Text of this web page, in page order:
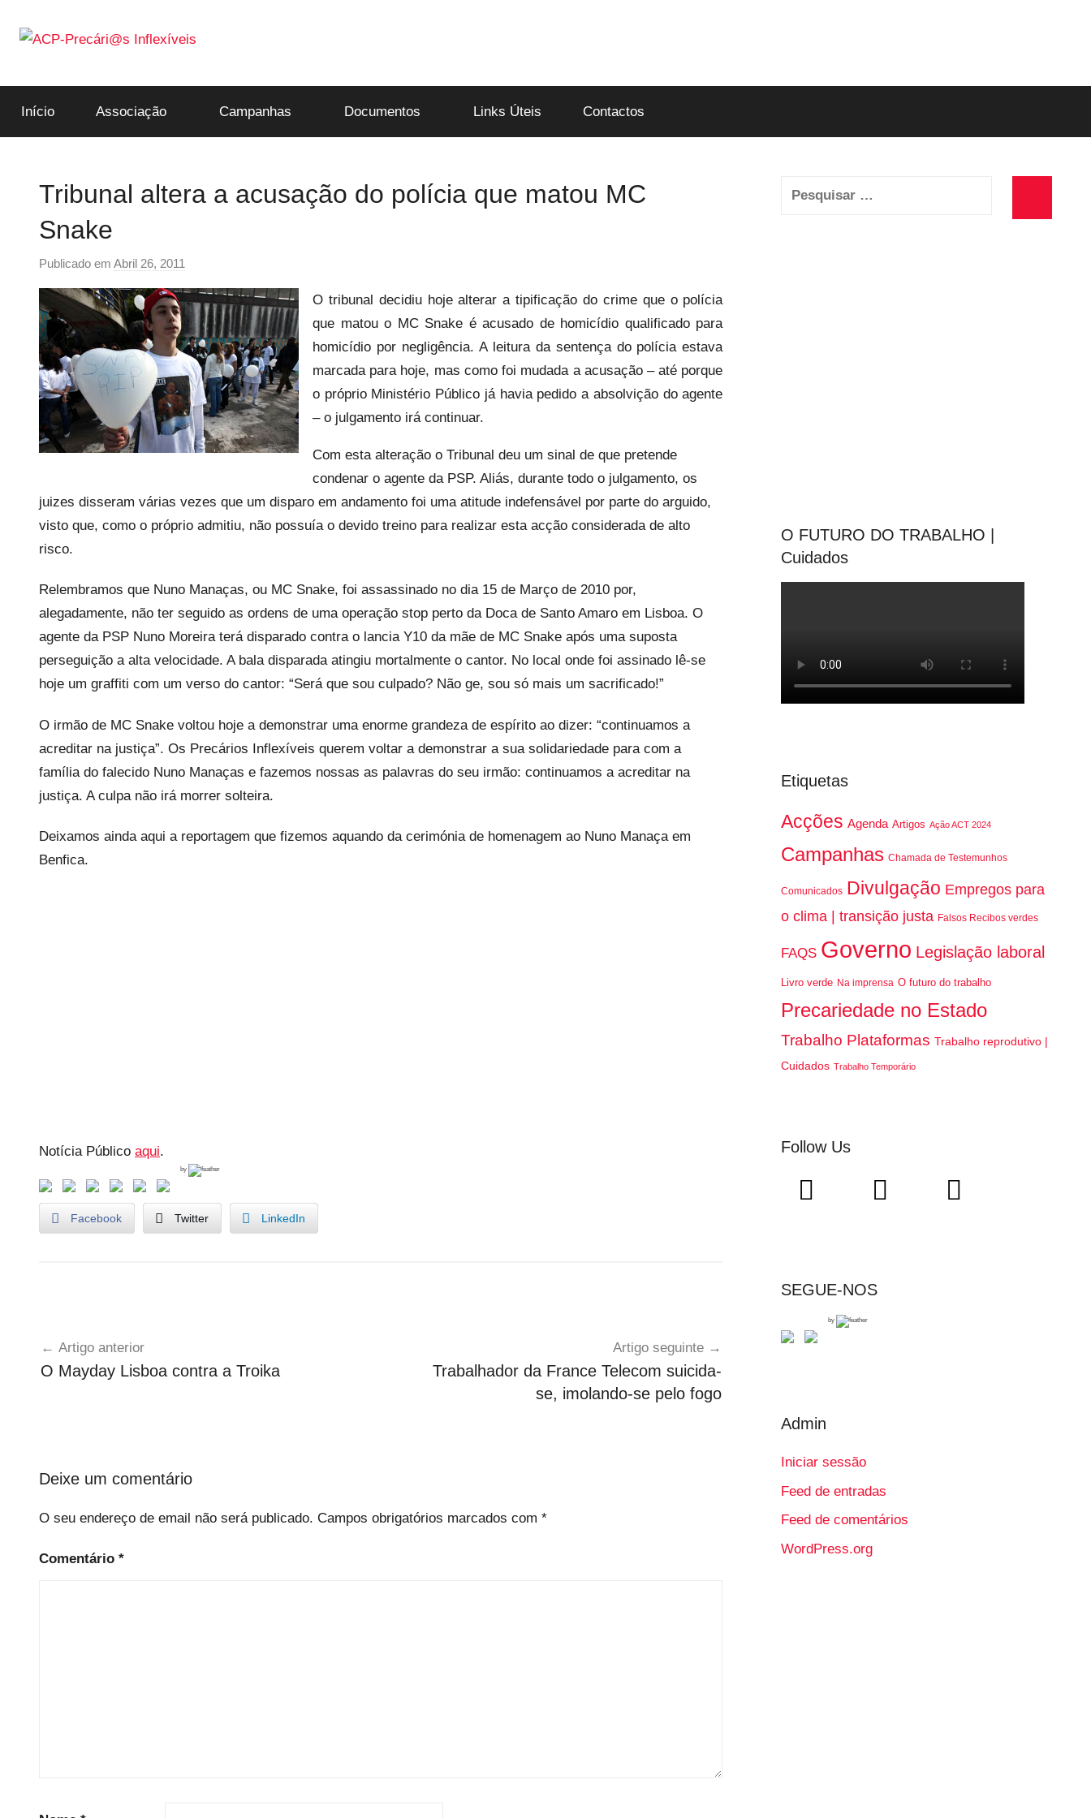
para
ACP-
Precári@s
Início Associação Campanhas Documentos Links Úteis Contactos
Tribunal altera a acusação do polícia que matou MC
Snake
Publicado em Abril 26, 2011
r
r
e
c
a
r
i
x
i
v
e
s
O tribunal decidiu hoje alterar a tipificação do crime que o polícia
que matou o MC Snake é acusado de homicídio qualificado para
homicídio por negligência. A leitura da sentença do polícia estava
marcada para hoje, mas como foi mudada a acusação – até porque
o próprio Ministério Público já havia pedido a absolvição do agente
– o julgamento irá continuar.
Com esta alteração o Tribunal deu um sinal de que pretende
condenar o agente da PSP. Aliás, durante todo o julgamento, os
juizes disseram várias vezes que um disparo em andamento foi uma atitude indefensável por parte do arguido,
visto que, como o próprio admitiu, não possuía o devido treino para realizar esta acção considerada de alto
risco.
Relembramos que Nuno Manaças, ou MC Snake, foi assassinado no dia 15 de Março de 2010 por,
alegadamente, não ter seguido as ordens de uma operação stop perto da Doca de Santo Amaro em Lisboa. O
agente da PSP Nuno Moreira terá disparado contra o lancia Y10 da mãe de MC Snake após uma suposta
perseguição a alta velocidade. A bala disparada atingiu mortalmente o cantor. No local onde foi assinado lê-se
hoje um graffiti com um verso do cantor: “Será que sou culpado? Não ge, sou só mais um sacrificado!”
O irmão de MC Snake voltou hoje a demonstrar uma enorme grandeza de espírito ao dizer: “continuamos a
acreditar na justiça”. Os Precários Inflexíveis querem voltar a demonstrar a sua solidariedade para com a
família do falecido Nuno Manaças e fazemos nossas as palavras do seu irmão: continuamos a acreditar na
justiça. A culpa não irá morrer solteira.
Deixamos ainda aqui a reportagem que fizemos aquando da cerimónia de homenagem ao Nuno Manaça em
Benfica.
Notícia Público aqui.
by
Facebook Twitter LinkedIn
c
a
r
z
d
artigos
Artigo anterior
O Mayday Lisboa contra a Troika
Artigo seguinte
Trabalhador da France Telecom suicida-
se, imolando-se pelo fogo
Deixe um comentário
O seu endereço de email não será publicado. Campos obrigatórios marcados com *
Comentário *
Pesquisar
O FUTURO DO TRABALHO |
Cuidados
Etiquetas
Acções Agenda Artigos Ação ACT 2024
Campanhas Chamada de Testemunhos
Comunicados Divulgação Empregos para
o clima | transição justa Falsos Recibos verdes
FAQS Governo Legislação laboral
Livro verde Na imprensa O futuro do trabalho
Precariedade no Estado
Trabalho Plataformas Trabalho reprodutivo |
Cuidados Trabalho Temporário
Follow Us
SEGUE-NOS
by
Admin
Iniciar sessão
Feed de entradas
Feed de comentários
WordPress.org